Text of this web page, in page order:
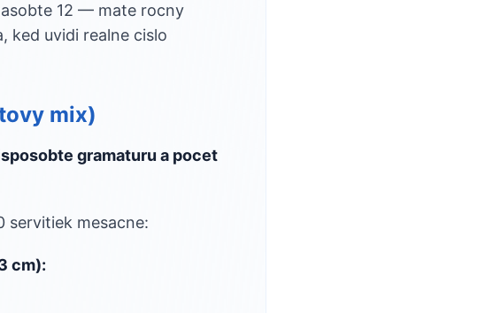
12 — mate rocny
ked uvidi realne cislo
mix)
gramaturu a pocet
servitiek mesacne:
cm):